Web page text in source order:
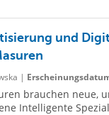
und
|
brauchen neue,
Intelligente